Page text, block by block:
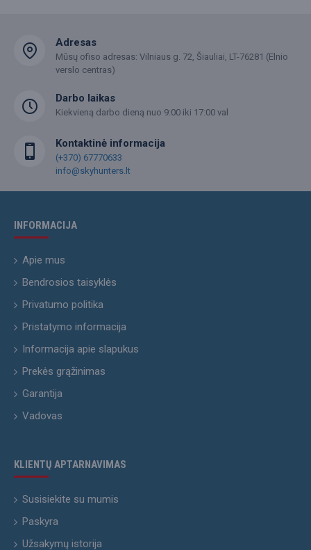
Adresas
Mūsų ofiso adresas: Vilniaus g. 72, Šiauliai, LT-76281 (Elnio
verslo centras)
Darbo laikas
Kiekvieną darbo dieną nuo 9:00 iki 17:00 val
Kontaktinė informacija
(+370) 67770633
info@skyhunters.lt
INFORMACIJA
Apie mus
Bendrosios taisyklės
Privatumo politika
Pristatymo informacija
Informacija apie slapukus
Prekės grąžinimas
Garantija
Vadovas
KLIENTŲ APTARNAVIMAS
Susisiekite su mumis
Paskyra
Užsakymų istorija